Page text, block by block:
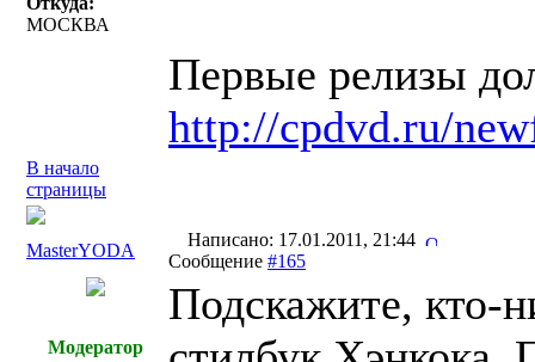
МОСКВА
Первые релизы
http://cpdvd.ru/
В начало
страницы
MasterYODA
Написано: 17.01.2011, 21:44
Сообщение #165
Модератор
Подскажите, кто-